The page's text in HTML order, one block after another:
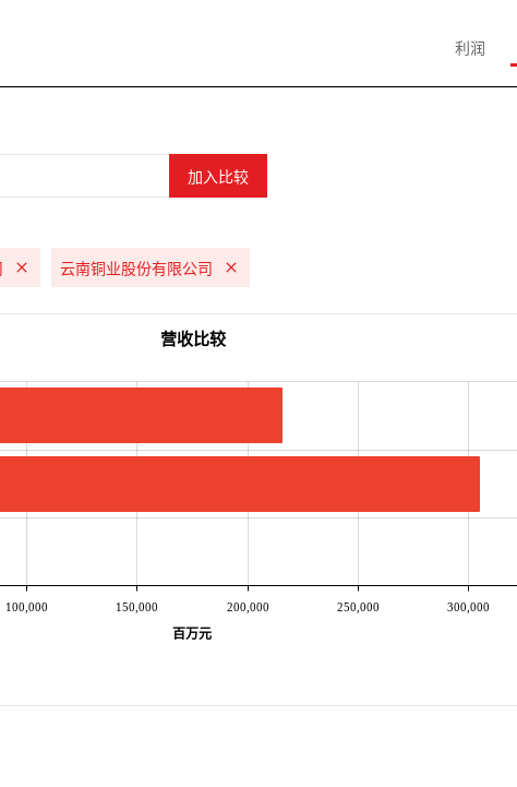
利润
云南铜业股份有限公司
100,000 150,000 200,000 250,000 300,000
百万元
营收比较